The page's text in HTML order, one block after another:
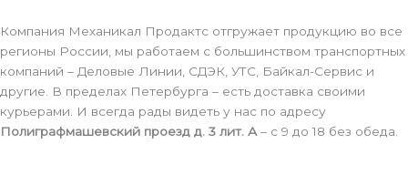
Компания Механикал Продактс отгружает продукцию во все
регионы России, мы работаем с большинством транспортных
компаний – Деловые Линии, СДЭК, УТС, Байкал-Сервис и
другие. В пределах Петербурга – есть доставка своими
курьерами. И всегда рады видеть у нас по адресу
Полиграфмашевский проезд д. 3 лит. А– с 9 до 18 без обеда.